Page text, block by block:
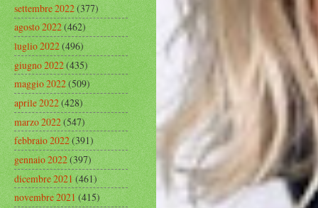
settembre 2022(377)
agosto 2022(462)
luglio 2022(496)
giugno 2022(435)
maggio 2022(509)
aprile 2022(428)
marzo 2022(547)
febbraio 2022(391)
gennaio 2022(397)
dicembre 2021(461)
novembre 2021(415)